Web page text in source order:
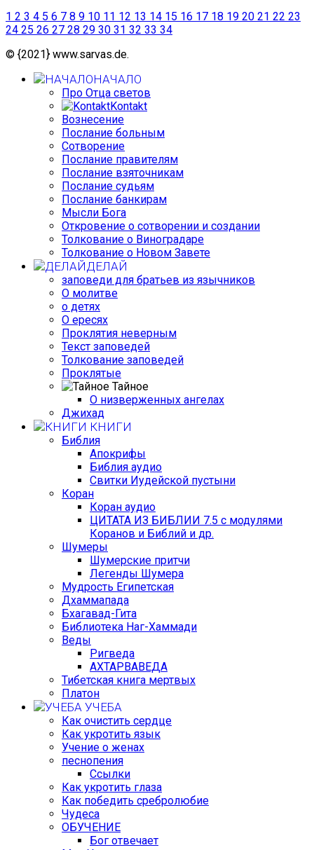
1 2 3 4 5 6 7 8 9 10 11 12 13 14 15 16 17 18 19 20 21 22 23
24 25 26 27 28 29 30 31 32 33 34
© {2021} www.sarvas.de.
НАЧАЛО
Про Отца светов
Kontakt
Вознесение
Послание больным
Сотворение
Послание правителям
Послание взяточникам
Послание судьям
Послание банкирам
Мысли Бога
Откровение о сотворении и создании
Толкование о Виноградаре
Толкование о Новом Завете
ДЕЛАЙ
заповеди для братьев из язычников
О молитве
о детях
О ересях
Проклятия неверным
Текст заповедей
Толкование заповедей
Проклятые
Тайное
О низверженных ангелах
Джихад
КНИГИ
Библия
Апокрифы
Библия аудио
Свитки Иудейской пустыни
Коран
Коран аудио
ЦИТАТА ИЗ БИБЛИИ 7.5 с модулями
Коранов и Библий и др.
Шумеры
Шумерские притчи
Легенды Шумера
Мудрость Египетская
Дхаммапада
Бхагавад-Гита
Библиотека Наг-Хаммади
Веды
Ригведа
АХТАРВАВЕДА
Тибетская книга мертвых
Платон
УЧЕБА
Как очистить сердце
Как укротить язык
Учение о женах
песнопения
Ссылки
Как укротить глаза
Как победить сребролюбие
Чудеса
ОБУЧЕНИЕ
Бог отвечает